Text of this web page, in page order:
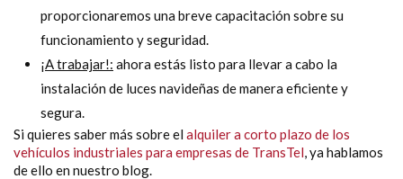
proporcionaremos una breve capacitación sobre su
funcionamiento y seguridad.
¡A trabajar!: ahora estás listo para llevar a cabo la
instalación de luces navideñas de manera eficiente y
segura.
Si quieres saber más sobre el alquiler a corto plazo de los
vehículos industriales para empresas de TransTel, ya hablamos
de ello en nuestro blog.